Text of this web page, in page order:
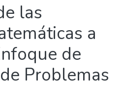
las
a
de
Problemas